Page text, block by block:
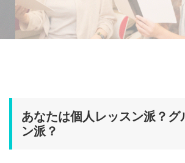
あなたは個人レッスン派？グ
ン派？